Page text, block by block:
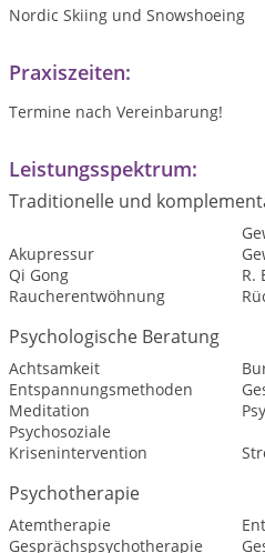
Nordic Skiing und Snowshoeing
Praxiszeiten:
Termine nach Vereinbarung!
Leistungsspektrum:
Traditionelle und
Akupressur
Qi Gong
R.
Raucherentwöhnung
Psychologische Beratung
Achtsamkeit
Entspannungsmethoden
Meditation
Psychosoziale
Krisenintervention
Psychotherapie
Atemtherapie
Gesprächspsychotherapie